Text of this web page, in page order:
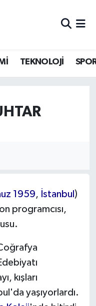
TEKNOLOJİ
1959, İstanbul )
programcısı,
kışları
yaşıyorlardı.
Fikstür